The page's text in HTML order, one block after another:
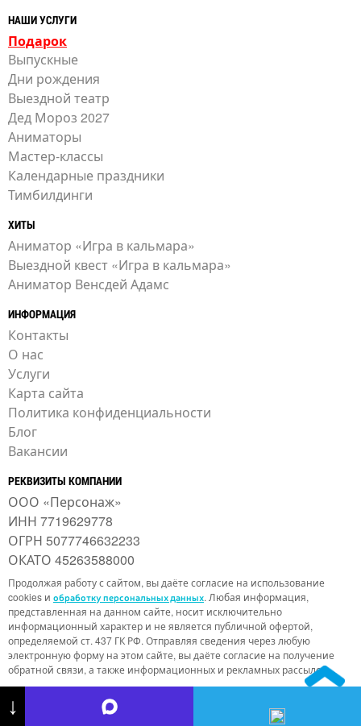
НАШИ УСЛУГИ
Подарок
Выпускные
Дни рождения
Выездной театр
Дед Мороз 2027
Аниматоры
Мастер-классы
Календарные праздники
Тимбилдинги
ХИТЫ
Аниматор «Игра в кальмара»
Выездной квест «Игра в кальмара»
Аниматор Венсдей Адамс
ИНФОРМАЦИЯ
Контакты
О нас
Услуги
Карта сайта
Политика конфиденциальности
Блог
Вакансии
РЕКВИЗИТЫ КОМПАНИИ
ООО «Персонаж»
ИНН 7719629778
ОГРН 5077746632233
ОКАТО 45263588000
Продолжая работу с сайтом, вы даёте согласие на использование
cookies и обработку персональных данных. Любая информация,
представленная на данном сайте, носит исключительно
информационный характер и не является публичной офертой,
определяемой ст. 437 ГК РФ. Отправляя сведения через любую
электронную форму на этом сайте, вы даёте согласие на получение
обратной связи, а также информационных и рекламных рассылок.
↓